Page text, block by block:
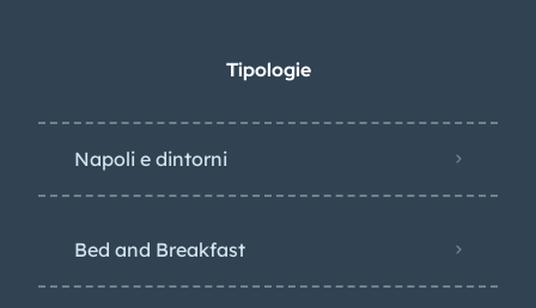
Tipologie
Napoli e dintorni
Bed and Breakfast